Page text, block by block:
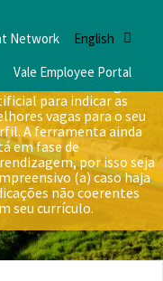
English
Network
Vale Employee Portal
utilizamos inteligência
para indicar as
vagas para o seu
A ferramenta ainda
em fase de
por isso seja
(a) caso haja
não coerentes
seu currículo.